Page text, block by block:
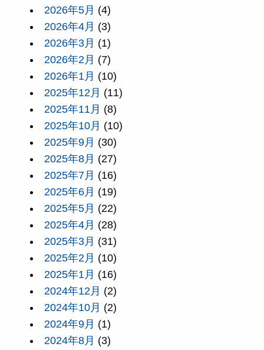
2026年5月 (4)
2026年4月 (3)
2026年3月 (1)
2026年2月 (7)
2026年1月 (10)
2025年12月 (11)
2025年11月 (8)
2025年10月 (10)
2025年9月 (30)
2025年8月 (27)
2025年7月 (16)
2025年6月 (19)
2025年5月 (22)
2025年4月 (28)
2025年3月 (31)
2025年2月 (10)
2025年1月 (16)
2024年12月 (2)
2024年10月 (2)
2024年9月 (1)
2024年8月 (3)